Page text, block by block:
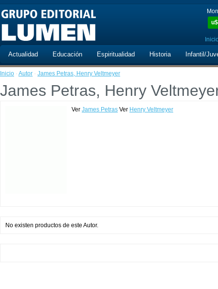
u$
Actualidad Educación Espiritualidad Historia Infantil/
Inicio · Autor · James Petras, Henry Veltmeyer
James Petras, Henry
Ver James Petras Ver Henry Veltmeyer
No existen productos de este Autor.